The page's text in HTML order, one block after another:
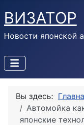
ВИЗАТОР
Новости японской
Вы здесь:
Автомойка
японские